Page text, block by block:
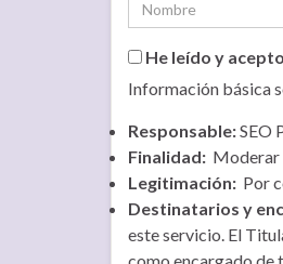
He leído y
Información básica
Responsable:SEO
Finalidad: Moderar
Legitimación: Por
Destinatarios y
este servicio. El
como encargado de